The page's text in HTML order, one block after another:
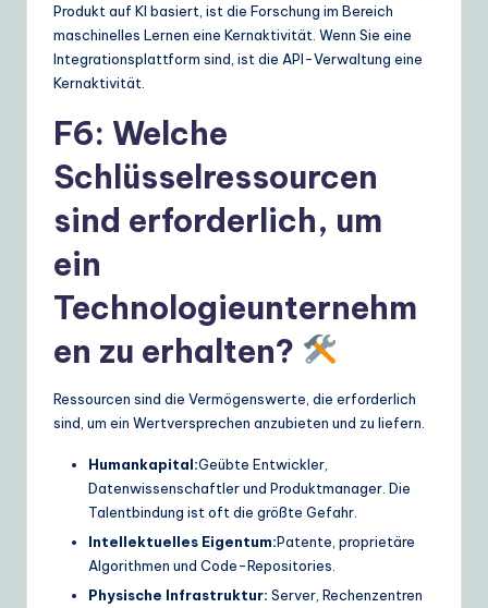
Produkt auf KI basiert, ist die Forschung im Bereich
maschinelles Lernen eine Kernaktivität. Wenn Sie eine
Integrationsplattform sind, ist die API-Verwaltung eine
Kernaktivität.
F6: Welche
Schlüsselressourcen
sind erforderlich, um
ein
Technologieunternehm
en zu erhalten?
Ressourcen sind die Vermögenswerte, die erforderlich
sind, um ein Wertversprechen anzubieten und zu liefern.
Humankapital:Geübte Entwickler,
Datenwissenschaftler und Produktmanager. Die
Talentbindung ist oft die größte Gefahr.
Intellektuelles Eigentum:Patente, proprietäre
Algorithmen und Code-Repositories.
Physische Infrastruktur: Server, Rechenzentren